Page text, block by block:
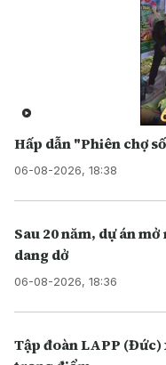
Hấp dẫn "Phiên chợ
06-08-2026, 18:38
Sau 20 năm, dự án
dang dở
06-08-2026, 18:36
Tập đoàn LAPP